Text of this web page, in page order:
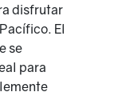
disfrutar
El
se
para